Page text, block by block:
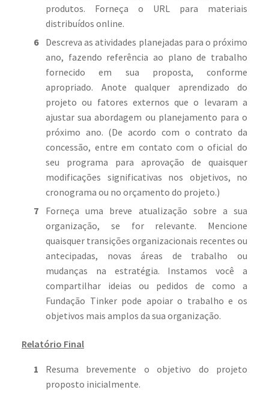
produtos. Forneça o URL para materiais
distribuídos online.
Descreva as atividades planejadas para o próximo
ano, fazendo referência ao plano de trabalho
fornecido em sua proposta, conforme
apropriado. Anote qualquer aprendizado do
projeto ou fatores externos que o levaram a
ajustar sua abordagem ou planejamento para o
próximo ano. (De acordo com o contrato da
concessão, entre em contato com o oficial do
seu programa para aprovação de quaisquer
modificações significativas nos objetivos, no
cronograma ou no orçamento do projeto.)
Forneça uma breve atualização sobre a sua
organização, se for relevante. Mencione
quaisquer transições organizacionais recentes ou
antecipadas, novas áreas de trabalho ou
mudanças na estratégia. Instamos você a
compartilhar ideias ou pedidos de como a
Fundação Tinker pode apoiar o trabalho e os
objetivos mais amplos da sua organização.
Relatório Final
Resuma brevemente o objetivo do projeto
proposto inicialmente.